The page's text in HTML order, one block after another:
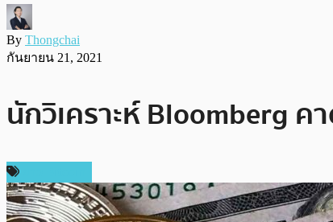
By Thongchai
กันยายน 21, 2021
นักวิเคราะห์ Bloomberg